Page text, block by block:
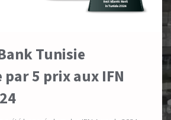
Tunisie
5 prix aux IFN